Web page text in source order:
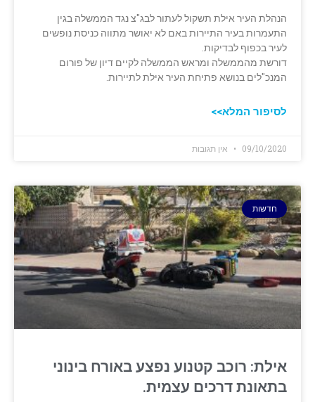
הנהלת העיר אילת תשקול לעתור לבג"צ נגד הממשלה בגין
התעמרות בעיר ‏התיירות באם לא יאושר מתווה כניסת נופשים
לעיר בכפוף לבדיקות. ‏
דורשת מהממשלה ומראש הממשלה לקיים דיון של פורום
‏המנכ"לים בנושא פתיחת העיר אילת לתיירות.
לסיפור המלא>>
09/10/2020 אין תגובות
חדשות
אילת: רוכב קטנוע נפצע באורח בינוני
בתאונת דרכים עצמית.‏